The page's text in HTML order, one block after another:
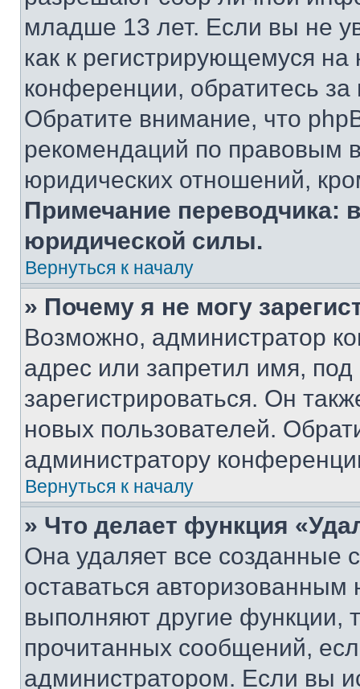
младше 13 лет. Если вы не
как к регистрирующемуся
конференции, обратитесь
Обратите внимание, что
рекомендаций по правовым
юридических отношений,
Примечание переводчика:
юридической силы.
Вернуться к началу
» Почему я не могу
Возможно, администратор
адрес или запретил имя,
зарегистрироваться. Он
новых пользователей.
администратору
Вернуться к началу
» Что делает функция
Она удаляет все созданные
оставаться
выполняют другие функции,
прочитанных сообщений,
администратором. Если вы